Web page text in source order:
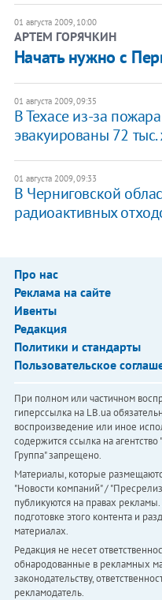
01 августа 2009, 10:00
АРТЕМ ГОРЯЧКИН
Начать нужно с
01 августа 2009, 09:35
В Техасе из-за
эвакуированы 72
01 августа 2009, 09:33
В Черниговской
радиоактивных
Про нас
Реклама на сайте
Ивенты
Редакция
Политики и стандарты
Пользовательское
При полном или частичном
гиперссылка на LB.ua
воспроизведение или иное
содержится ссылка на
Группа" запрещено.
Материалы, которые
"Новости компаний" /
публикуются на правах рекламы.
подготовке этого контента и
материалах.
Редакция не несет
обнародованные в рекламных
законодательству,
рекламодатель.